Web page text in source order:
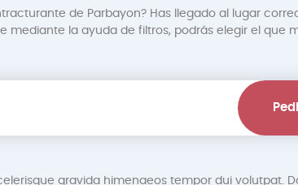
de Parbayon? Has llegado al lugar
la ayuda de filtros, podrás elegir el que
gravida himenaeos tempor dui volutpat.